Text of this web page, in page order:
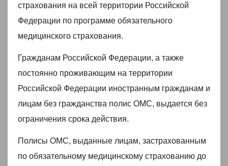
страхования на всей территории Российской
Федерации по программе обязательного
медицинского страхования.
Гражданам Российской Федерации, а также
постоянно проживающим на территории
Российской Федерации иностранным гражданам и
лицам без гражданства полис ОМС, выдается без
ограничения срока действия.
Полисы ОМС, выданные лицам, застрахованным
по обязательному медицинскому страхованию до